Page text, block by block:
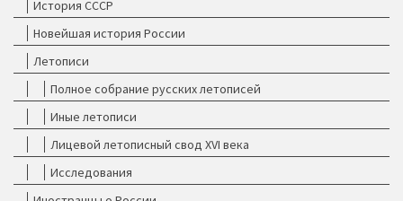
История СССР
Новейшая история России
Летописи
Полное собрание русских летописей
Иные летописи
Лицевой летописный свод XVI века
Исследования